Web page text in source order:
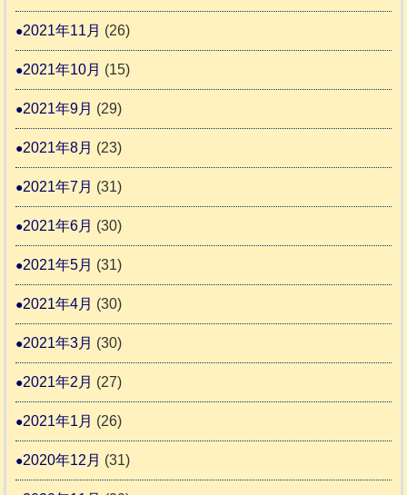
2021年11月 (26)
2021年10月 (15)
2021年9月 (29)
2021年8月 (23)
2021年7月 (31)
2021年6月 (30)
2021年5月 (31)
2021年4月 (30)
2021年3月 (30)
2021年2月 (27)
2021年1月 (26)
2020年12月 (31)